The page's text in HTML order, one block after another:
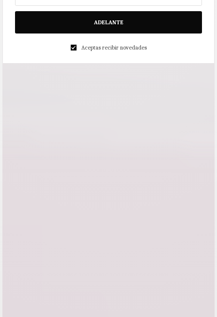
ADELANTE
Aceptas recibir novedades